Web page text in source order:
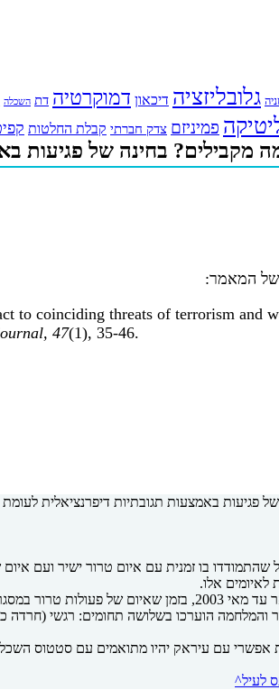
גלובליזציה דיכאון דמוקרטיה דת השכלה
פמיניזם צדק חברתי קבלת החלטות
מקבילים? בחינה של פגיעות
to coinciding threats of terrorism and
47
פגיעות באמצעות תגובתיות דיפרנציאלית לעומת
בו זמנית עם איום טרור ישיר ועם
לאיומים אלו.
צבאי אפשרי עם עיראק.
והמלחמה הוערכו בשלושה תחומים: רגשי
לעיל^